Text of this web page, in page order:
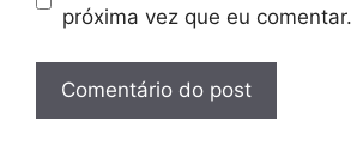
próxima vez que eu comentar.